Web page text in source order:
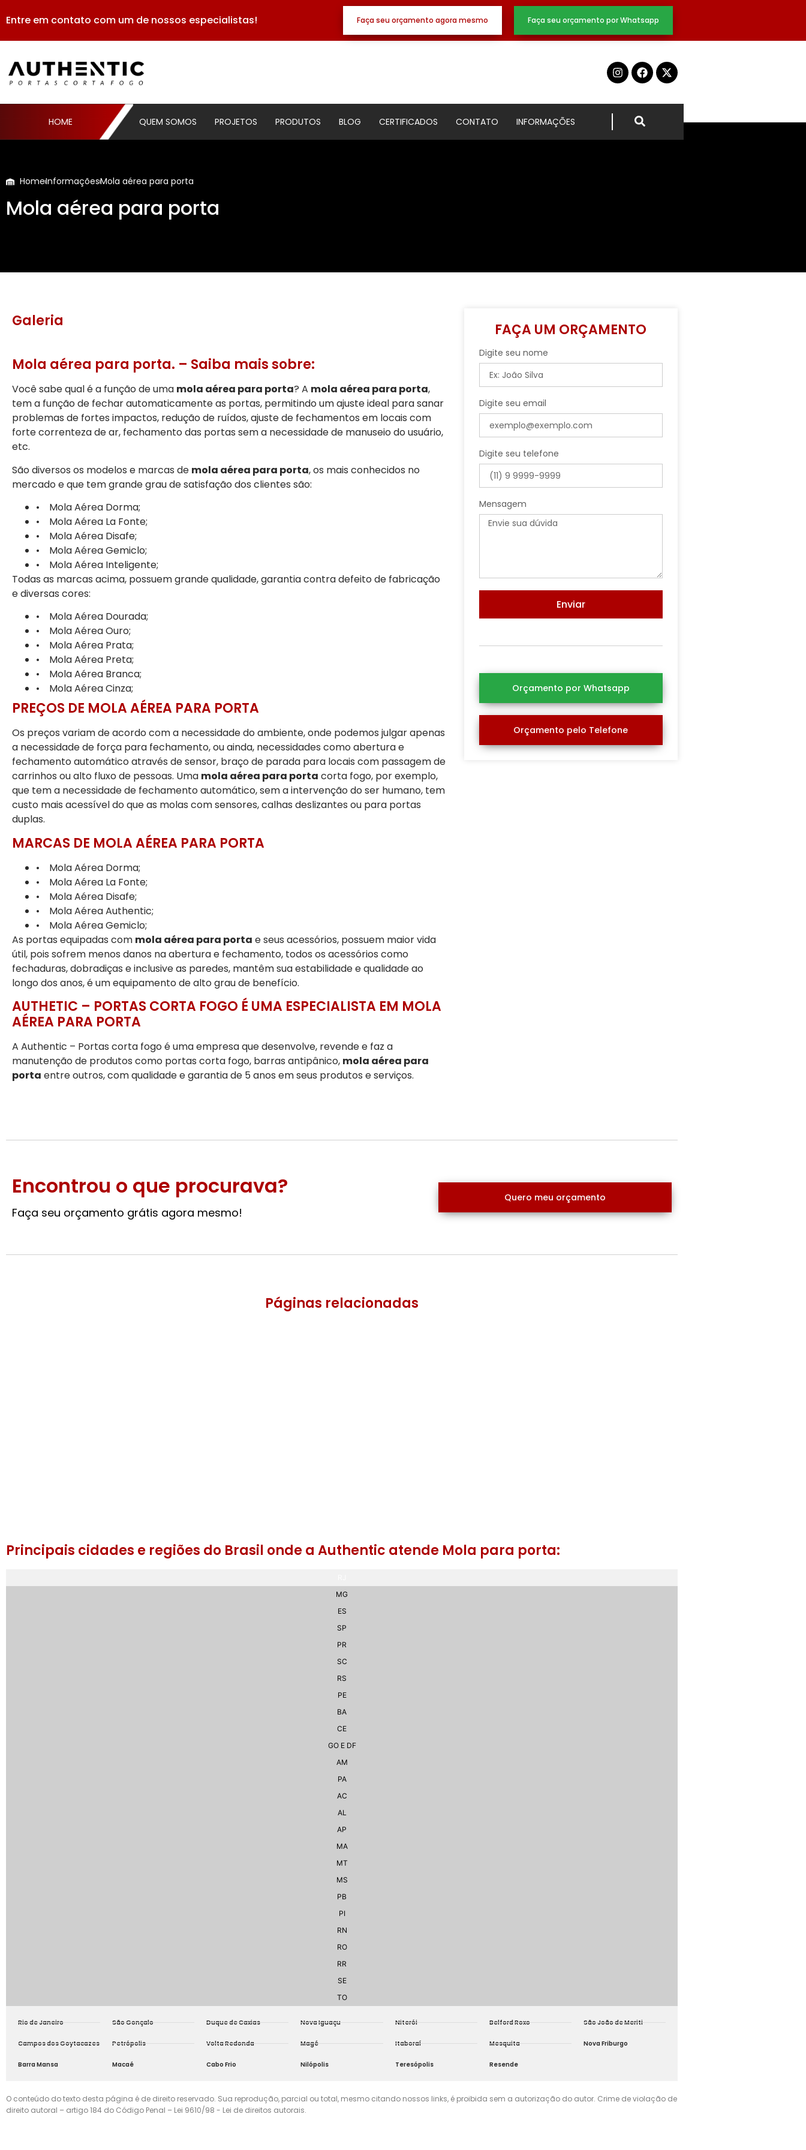
Entre em contato com um de nossos especialistas! Faça seu orçamento agora mesmo Faça seu orçamento por Whatsapp
HOME QUEM SOMOS PROJETOS PRODUTOS BLOG CERTIFICADOS CONTATO INFORMAÇÕES
HomeInformaçõesMola aérea para porta
Mola aérea para porta
Galeria
Mola aérea para porta. – Saiba mais sobre:
Você sabe qual é a função de uma mola aérea para porta? A mola aérea para porta,
tem a função de fechar automaticamente as portas, permitindo um ajuste ideal para sanar
problemas de fortes impactos, redução de ruídos, ajuste de fechamentos em locais com
forte correnteza de ar, fechamento das portas sem a necessidade de manuseio do usuário,
etc.
São diversos os modelos e marcas de mola aérea para porta, os mais conhecidos no
mercado e que tem grande grau de satisfação dos clientes são:
• Mola Aérea Dorma;
• Mola Aérea La Fonte;
• Mola Aérea Disafe;
• Mola Aérea Gemiclo;
• Mola Aérea Inteligente;
Todas as marcas acima, possuem grande qualidade, garantia contra defeito de fabricação
e diversas cores:
• Mola Aérea Dourada;
• Mola Aérea Ouro;
• Mola Aérea Prata;
• Mola Aérea Preta;
• Mola Aérea Branca;
• Mola Aérea Cinza;
PREÇOS DE MOLA AÉREA PARA PORTA
Os preços variam de acordo com a necessidade do ambiente, onde podemos julgar apenas
a necessidade de força para fechamento, ou ainda, necessidades como abertura e
fechamento automático através de sensor, braço de parada para locais com passagem de
carrinhos ou alto fluxo de pessoas. Uma mola aérea para porta corta fogo, por exemplo,
que tem a necessidade de fechamento automático, sem a intervenção do ser humano, tem
custo mais acessível do que as molas com sensores, calhas deslizantes ou para portas
duplas.
MARCAS DE MOLA AÉREA PARA PORTA
• Mola Aérea Dorma;
• Mola Aérea La Fonte;
• Mola Aérea Disafe;
• Mola Aérea Authentic;
• Mola Aérea Gemiclo;
As portas equipadas com mola aérea para porta e seus acessórios, possuem maior vida
útil, pois sofrem menos danos na abertura e fechamento, todos os acessórios como
fechaduras, dobradiças e inclusive as paredes, mantêm sua estabilidade e qualidade ao
longo dos anos, é um equipamento de alto grau de benefício.
AUTHETIC – PORTAS CORTA FOGO É UMA ESPECIALISTA EM MOLA
AÉREA PARA PORTA
A Authentic – Portas corta fogo é uma empresa que desenvolve, revende e faz a
manutenção de produtos como portas corta fogo, barras antipânico, mola aérea para
porta entre outros, com qualidade e garantia de 5 anos em seus produtos e serviços.
FAÇA UM ORÇAMENTO
Digite seu nome
Digite seu email
Digite seu telefone
Mensagem
Enviar
Orçamento por Whatsapp
Orçamento pelo Telefone
Encontrou o que procurava?
Faça seu orçamento grátis agora mesmo!
Quero meu orçamento
Páginas relacionadas
Principais cidades e regiões do Brasil onde a Authentic atende Mola para porta:
MG
ES
SP
PR
SC
RS
PE
BA
CE
GO E DF
AM
PA
AC
AL
AP
MA
MT
MS
PB
PI
RN
RO
RR
SE
TO
Rio de Janeiro
Campos dos Goytacazes
Barra Mansa
São Gonçalo
Petrópolis
Macaé
Duque de Caxias
Volta Redonda
Cabo Frio
Nova Iguaçu
Magé
Nilópolis
Niterói
Itaboraí
Teresópolis
Belford Roxo
Mesquita
Resende
São João de Meriti
Nova Friburgo
O conteúdo do texto desta página é de direito reservado. Sua reprodução, parcial ou total, mesmo citando nossos links, é proibida sem a autorização do autor. Crime de violação de
direito autoral – artigo 184 do Código Penal – Lei 9610/98 - Lei de direitos autorais.